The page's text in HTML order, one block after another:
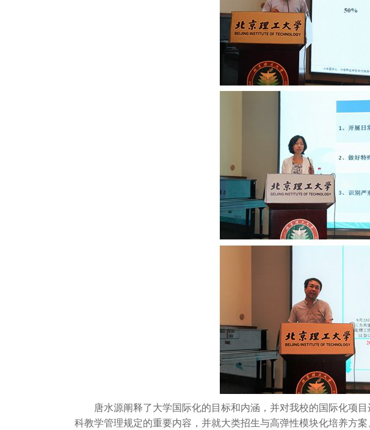
唐水源阐释了大学国际化的目标和内涵，并对我校的国际化项目
科教学管理规定的重要内容，并就大类招生与高弹性模块化培养方